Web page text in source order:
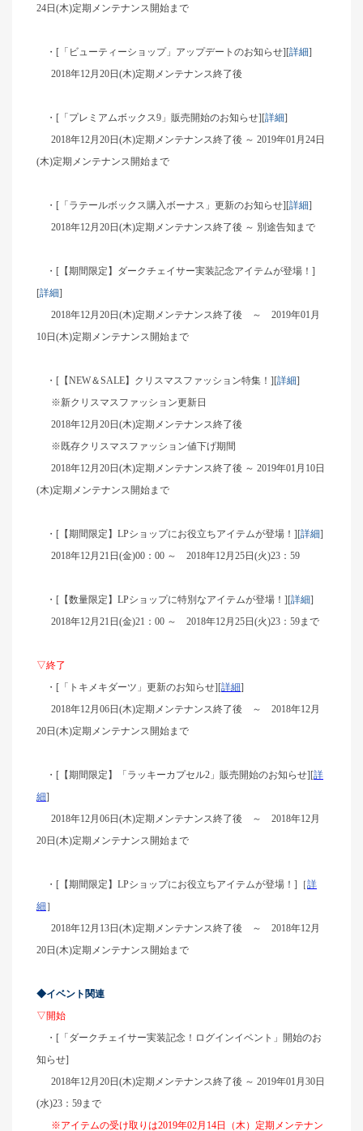
24日(木)定期メンテナンス開始まで
・[「ビューティーショップ」アップデートのお知らせ][詳細]
2018年12月20日(木)定期メンテナンス終了後
・[「プレミアムボックス9」販売開始のお知らせ][詳細]
2018年12月20日(木)定期メンテナンス終了後 ～ 2019年01月24日
(木)定期メンテナンス開始まで
・[「ラテールボックス購入ボーナス」更新のお知らせ][詳細]
2018年12月20日(木)定期メンテナンス終了後 ～ 別途告知まで
・[【期間限定】ダークチェイサー実装記念アイテムが登場！]
[詳細]
2018年12月20日(木)定期メンテナンス終了後 ～ 2019年01月
10日(木)定期メンテナンス開始まで
・[【NEW＆SALE】クリスマスファッション特集！][詳細]
※新クリスマスファッション更新日
2018年12月20日(木)定期メンテナンス終了後
※既存クリスマスファッション値下げ期間
2018年12月20日(木)定期メンテナンス終了後 ～ 2019年01月10日
(木)定期メンテナンス開始まで
・[【期間限定】LPショップにお役立ちアイテムが登場！][詳細]
2018年12月21日(金)00：00 ～ 2018年12月25日(火)23：59
・[【数量限定】LPショップに特別なアイテムが登場！][詳細]
2018年12月21日(金)21：00 ～ 2018年12月25日(火)23：59まで
▽終了
・[「トキメキダーツ」更新のお知らせ][詳細]
2018年12月06日(木)定期メンテナンス終了後 ～ 2018年12月
20日(木)定期メンテナンス開始まで
・[【期間限定】「ラッキーカプセル2」販売開始のお知らせ][詳
細]
2018年12月06日(木)定期メンテナンス終了後 ～ 2018年12月
20日(木)定期メンテナンス開始まで
・[【期間限定】LPショップにお役立ちアイテムが登場！]［詳
細 ］
2018年12月13日(木)定期メンテナンス終了後 ～ 2018年12月
20日(木)定期メンテナンス開始まで
◆イベント関連
▽開始
・[「ダークチェイサー実装記念！ログインイベント」開始のお
知らせ]
2018年12月20日(木)定期メンテナンス終了後 ～ 2019年01月30日
(水)23：59まで
※アイテムの受け取りは2019年02月14日（木）定期メンテナン